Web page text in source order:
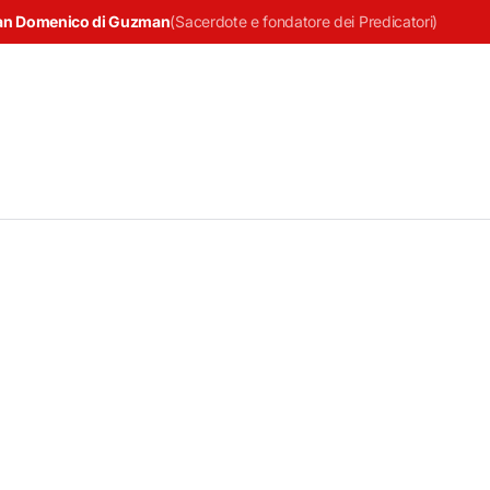
Domenico di Guzman(Sacerdote e fondatore dei Predicatori)